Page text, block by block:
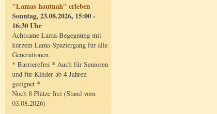
"Lamas hautnah" erleben
Sonntag, 23.08.2026, 15:00 -
16:30 Uhr
Achtsame Lama-Begegnung mit
kurzem Lama-Spaziergang für alle
Generationen.
* Barrierefrei * Auch für Senioren
und für Kinder ab 4 Jahren
geeignet *
Noch 8 Plätze frei (Stand vom
03.08.2026)